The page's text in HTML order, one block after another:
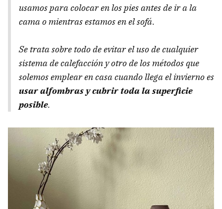
usamos para colocar en los pies antes de ir a la
cama o mientras estamos en el sofá.
Se trata sobre todo de evitar el uso de cualquier
sistema de calefacción y otro de los métodos que
solemos emplear en casa cuando llega el invierno es
usar alfombras y cubrir toda la superficie
posible.